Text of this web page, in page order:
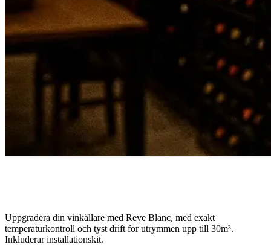
Uppgradera din vinkällare med Reve Blanc, med exakt
temperaturkontroll och tyst drift för utrymmen upp till 30m³.
Inkluderar installationskit.